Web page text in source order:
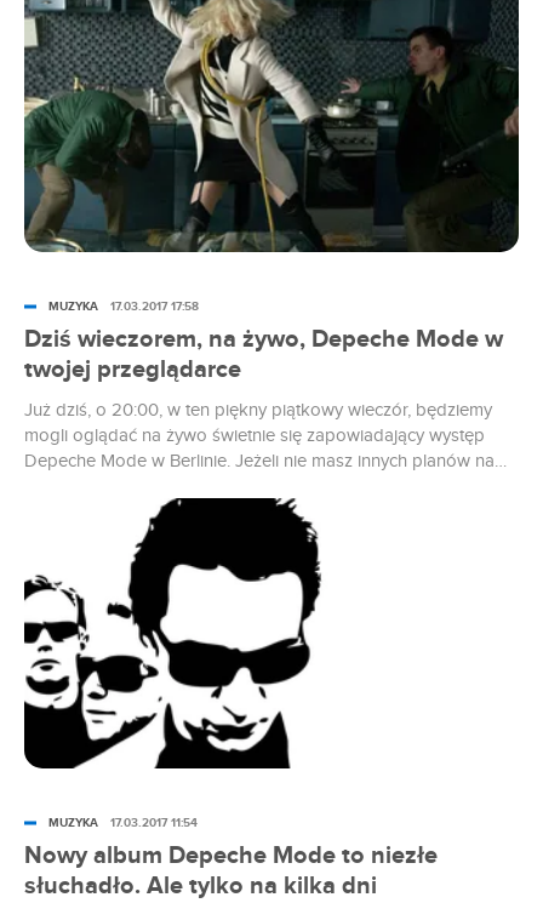
Dziś wieczorem, na żywo, Depeche Mode w
twojej przeglądarce
Już dziś, o 20:00, w ten piękny piątkowy wieczór, będziemy
mogli oglądać na żywo świetnie się zapowiadający występ
Depeche Mode w Berlinie. Jeżeli nie masz innych planów na
MUZYKA 17.03.2017 17:58
Nowy album Depeche Mode to niezłe
słuchadło. Ale tylko na kilka dni
MUZYKA 17.03.2017 11:54